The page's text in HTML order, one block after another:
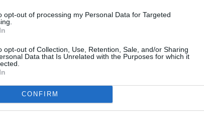
opt-out of processing my Personal Data for Targeted
opt-out of Collection, Use, Retention, Sale, and/or Sharing
Data that Is Unrelated with the Purposes for which it
CONFIRM